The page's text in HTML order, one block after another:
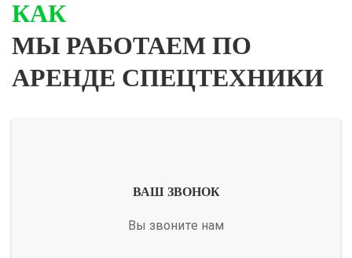
КАК
МЫ РАБОТАЕМ ПО
АРЕНДЕ СПЕЦТЕХНИКИ
ВАШ ЗВОНОК
Вы звоните нам